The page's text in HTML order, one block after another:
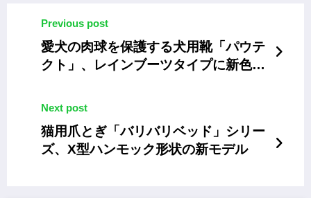
Previous post
愛犬の肉球を保護する犬用靴「パウテ
クト」、レインブーツタイプに新色を
Next post
猫用爪とぎ「バリバリベッド」シリー
ズ、X型ハンモック形状の新モデル